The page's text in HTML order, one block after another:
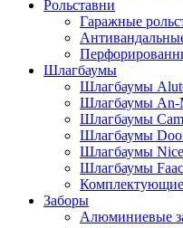
Рольставни
Гаражные
Шлагбаумы
Шлагбаумы
Шлагбаумы An-
Шлагбаумы
Шлагбаумы
Шлагбаумы Nice
Шлагбаумы Faac
Заборы
Алюминиевые